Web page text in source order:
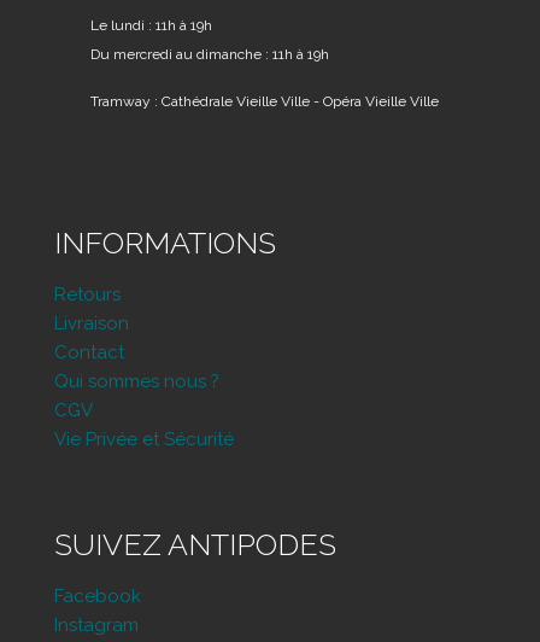
Le lundi : 11h à 19h
Du mercredi au dimanche : 11h à 19h
Tramway : Cathédrale Vieille Ville - Opéra Vieille Ville
INFORMATIONS
Retours
Livraison
Contact
Qui sommes nous ?
CGV
Vie Privée et Sécurité
SUIVEZ ANTIPODES
Facebook
Instagram